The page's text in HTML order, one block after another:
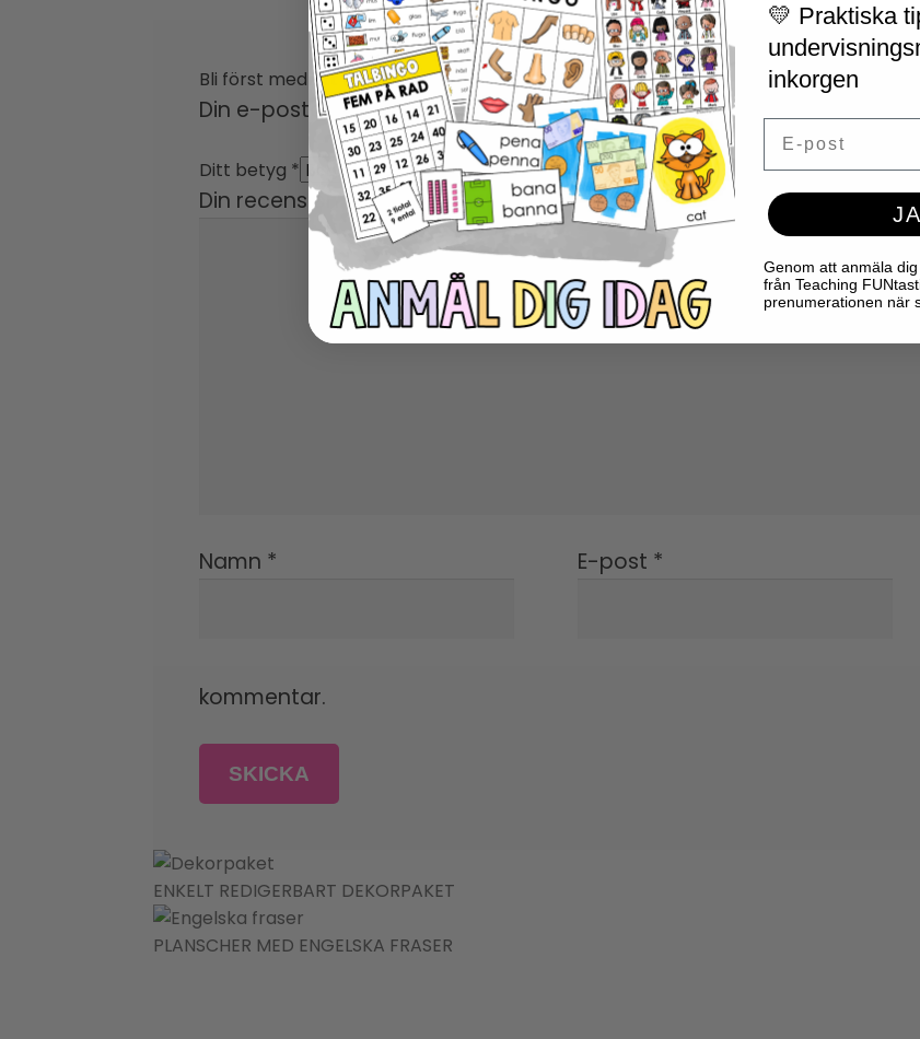
Bli först med att recensera ”ORD- OCH BEGREPPSKORT 2”
Din e-postadress kommer inte publiceras.Obligatoriska fält är märkta
Ditt betyg *
Din recension*
Namn * E-post *
kommentar.
ENKELT REDIGERBART DEKORPAKET
PLANSCHER MED ENGELSKA FRASER
💛 Praktiska
inkorgen
Genom att anmäla
från Teaching
prenumerationen när